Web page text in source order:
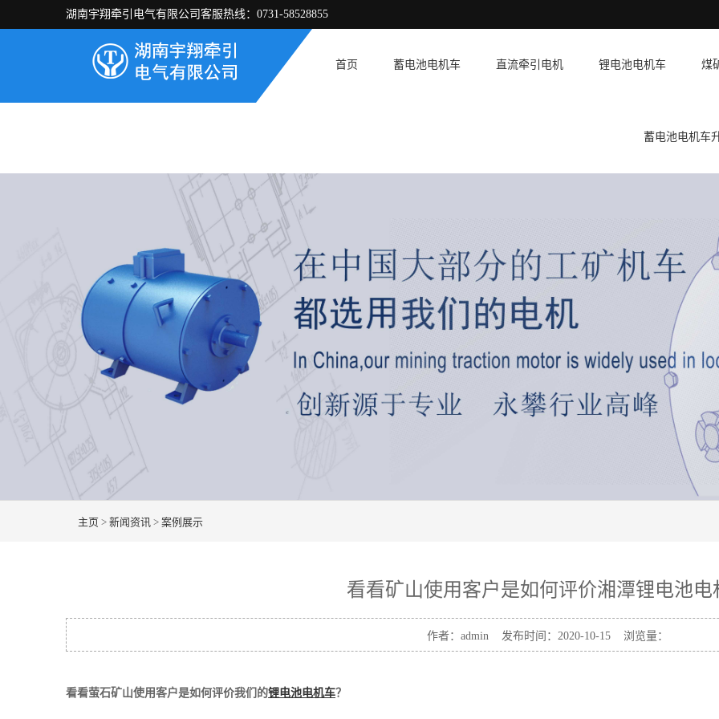
湖南宇翔牵引电气有限公司客服热线：0731-58528855
首页 蓄电池电机车 直流牵引电机 锂电池电机车 煤
蓄电池电机车
主页 > 新闻资讯 > 案例展示
看看矿山使用客户是如何评价湘潭锂电池电
作者：admin 发布时间：2020-10-15 浏览量：
看看萤石矿山使用客户是如何评价我们的锂电池电机车？